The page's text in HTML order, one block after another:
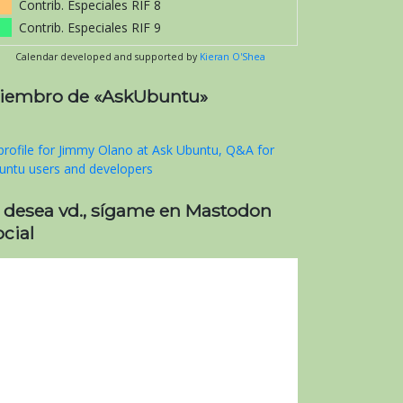
Contrib. Especiales RIF 8
Contrib. Especiales RIF 9
Calendar developed and supported by Kieran O'Shea
de «AskUbuntu»
desea vd., sígame en Mastodon